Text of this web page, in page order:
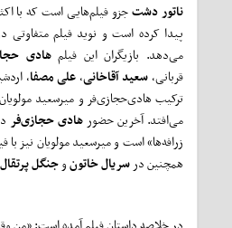
ناتور دشتجزو فیلم‌هایی است که با
پیدا کرده است و نوید فیلم متفاوتی
می‌دهد. بازیگران این فیلمهادی
قربانی، سعید آقاخانی، علی مصفا،
ترکیب هادی‌حجازی‌فر و میرسعید مولویان
می‌افتد. آخرین حضور هادی حجازی‌فر
زرافه‌ها» است و میرسعید مولویان نیز با
همچنین در سریال خاتونوجنگل پرتقال